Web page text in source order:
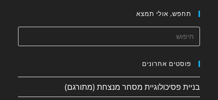
תחפש, אולי תמצא
פוסטים אחרונים
בניית פסיכולוגיית מסחר מנצחת (מתורגם)